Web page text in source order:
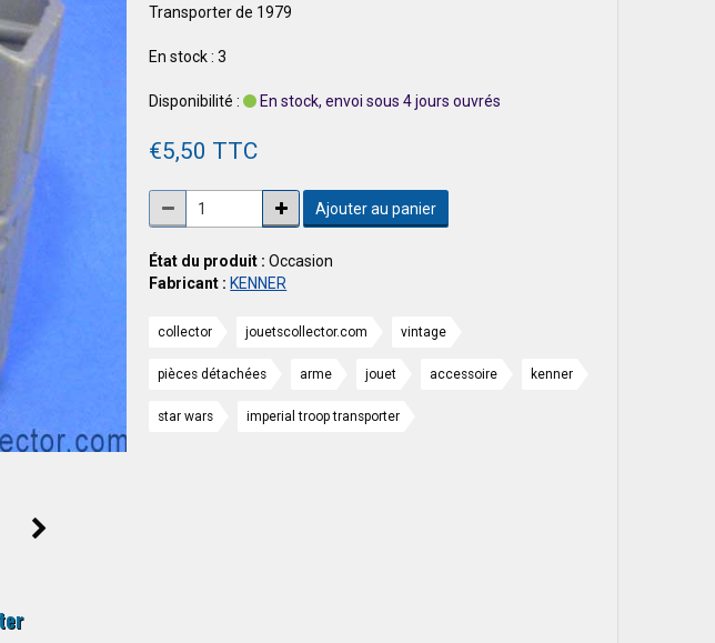
Transporter de 1979
En stock : 3
Disponibilité : En stock, envoi sous 4 jours ouvrés
€5,50 TTC
Ajouter au panier
État du produit : Occasion
Fabricant : KENNER
collector jouetscollector.com vintage
pièces détachées arme jouet accessoire kenner
star wars imperial troop transporter